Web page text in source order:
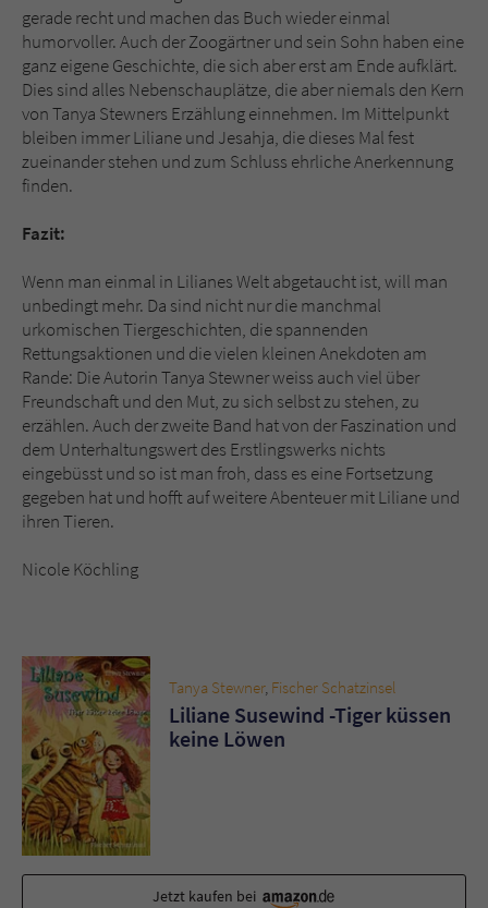
gerade recht und machen das Buch wieder einmal
humorvoller. Auch der Zoogärtner und sein Sohn haben eine
ganz eigene Geschichte, die sich aber erst am Ende aufklärt.
Dies sind alles Nebenschauplätze, die aber niemals den Kern
von Tanya Stewners Erzählung einnehmen. Im Mittelpunkt
bleiben immer Liliane und Jesahja, die dieses Mal fest
zueinander stehen und zum Schluss ehrliche Anerkennung
finden.
Fazit:
Wenn man einmal in Lilianes Welt abgetaucht ist, will man
unbedingt mehr. Da sind nicht nur die manchmal
urkomischen Tiergeschichten, die spannenden
Rettungsaktionen und die vielen kleinen Anekdoten am
Rande: Die Autorin Tanya Stewner weiss auch viel über
Freundschaft und den Mut, zu sich selbst zu stehen, zu
erzählen. Auch der zweite Band hat von der Faszination und
dem Unterhaltungswert des Erstlingswerks nichts
eingebüsst und so ist man froh, dass es eine Fortsetzung
gegeben hat und hofft auf weitere Abenteuer mit Liliane und
ihren Tieren.
Nicole Köchling
Tanya Stewner, Fischer Schatzinsel
Liliane Susewind -Tiger küssen
keine Löwen
Jetzt kaufen bei